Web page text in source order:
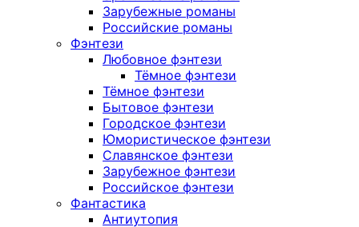
Зарубежные романы
Российские романы
Фэнтези
Любовное фэнтези
Тёмное фэнтези
Тёмное фэнтези
Бытовое фэнтези
Городское фэнтези
Юмористическое фэнтези
Славянское фэнтези
Зарубежное фэнтези
Российское фэнтези
Фантастика
Антиутопия